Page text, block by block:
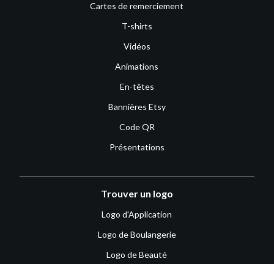
Cartes de remerciement
T-shirts
Vidéos
Animations
En-têtes
Bannières Etsy
Code QR
Présentations
Trouver un logo
Logo d'Application
Logo de Boulangerie
Logo de Beauté